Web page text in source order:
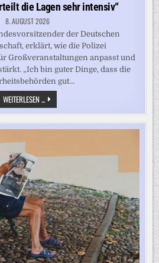
die Lagen sehr intensiv“
8. AUGUST 2026
der Deutschen
erklärt, wie die Polizei
Großveranstaltungen anpasst und
„Ich bin guter Dinge, dass die
gut…
WEITERLESEN ...„DIE
POLIZEI
BEURTEILT
DIE
LAGEN